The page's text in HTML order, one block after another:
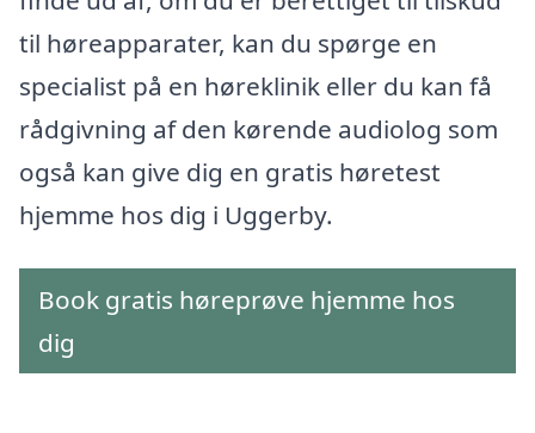
til høreapparater, kan du spørge en
specialist på en høreklinik eller du kan få
rådgivning af den kørende audiolog som
også kan give dig en gratis høretest
hjemme hos dig i Uggerby.
Book gratis høreprøve hjemme hos
dig